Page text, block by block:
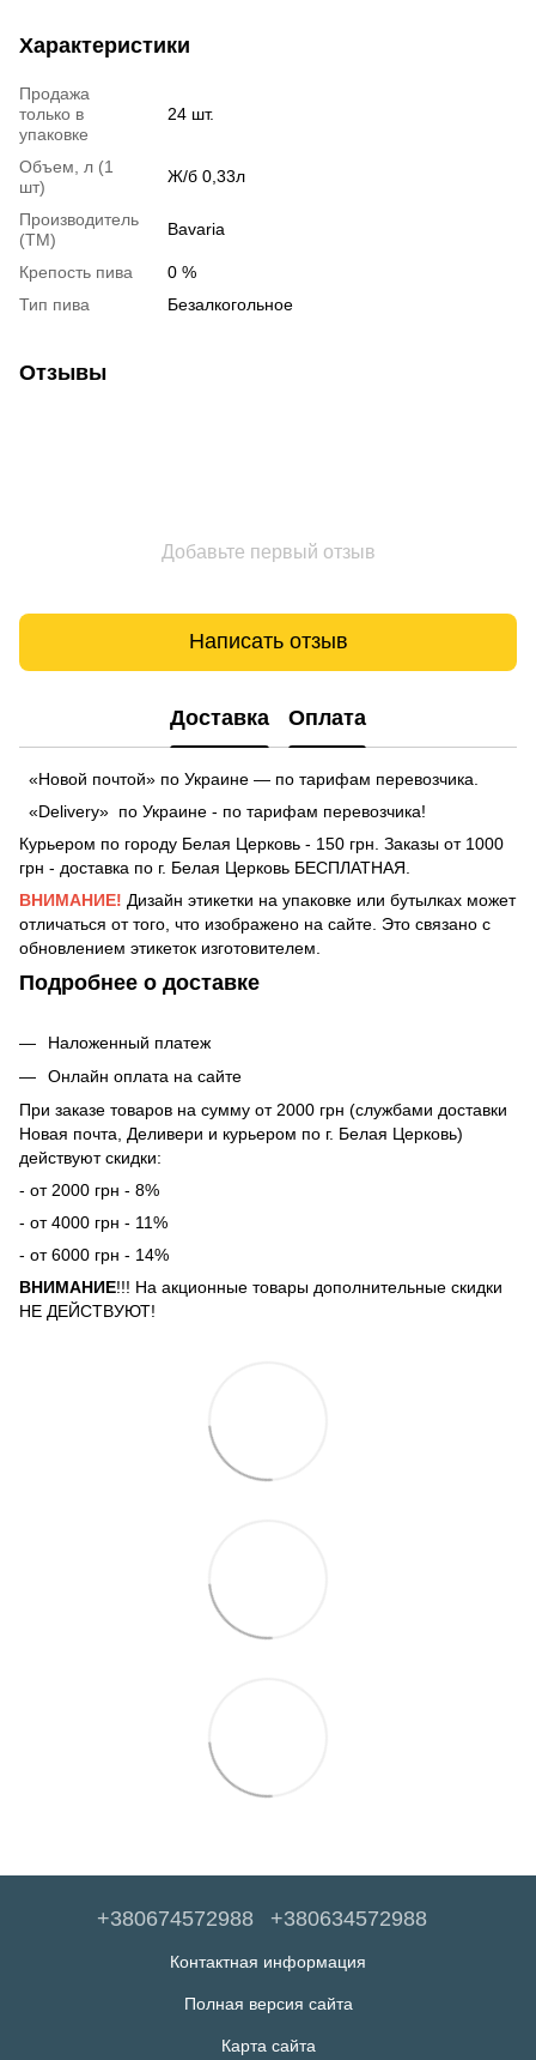
Характеристики
Продажа
только в
упаковке
24 шт.
Объем, л (1
шт)
Ж/б 0,33л
Производитель
(ТМ)
Bavaria
Крепость пива
0 %
Тип пива
Безалкогольное
Отзывы
Добавьте первый отзыв
Написать отзыв
Доставка Оплата
«Новой почтой» по Украине — по тарифам перевозчика.
«Delivery» по Украине - по тарифам перевозчика!
Курьером по городу Белая Церковь - 150 грн. Заказы от 1000
грн - доставка по г. Белая Церковь БЕСПЛАТНАЯ.
ВНИМАНИЕ! Дизайн этикетки на упаковке или бутылках может
отличаться от того, что изображено на сайте. Это связано с
обновлением этикеток изготовителем.
Подробнее о доставке
Наложенный платеж
Онлайн оплата на сайте
При заказе товаров на сумму от 2000 грн (службами доставки
Новая почта, Деливери и курьером по г. Белая Церковь)
действуют скидки:
- от 2000 грн - 8%
- от 4000 грн - 11%
- от 6000 грн - 14%
ВНИМАНИЕ!!! На акционные товары дополнительные скидки
НЕ ДЕЙСТВУЮТ!
+380674572988 +380634572988
Контактная информация
Полная версия сайта
Карта сайта